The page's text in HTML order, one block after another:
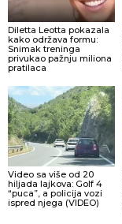
Diletta Leotta pokazala
kako održava formu:
Snimak treninga
privukao pažnju miliona
pratilaca
Video sa više od 20
hiljada lajkova: Golf 4
“puca”, a policija vozi
ispred njega (VIDEO)